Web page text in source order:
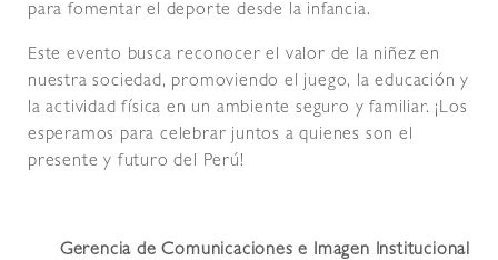
para fomentar el deporte desde la infancia.
Este evento busca reconocer el valor de la niñez en
nuestra sociedad, promoviendo el juego, la educación y
la actividad física en un ambiente seguro y familiar. ¡Los
esperamos para celebrar juntos a quienes son el
presente y futuro del Perú!
Gerencia de Comunicaciones e Imagen Institucional